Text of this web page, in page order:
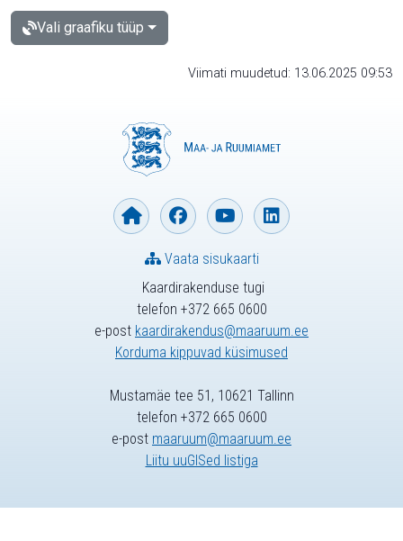
Vali graafiku tüüp
Viimati muudetud: 13.06.2025 09:53
Kaardirakenduse tugi
telefon +372 665 0600
e-post kaardirakendus@maaruum.ee
Korduma kippuvad küsimused
Vaata sisukaarti
Mustamäe tee 51, 10621 Tallinn
telefon +372 665 0600
e-post maaruum@maaruum.ee
Liitu uuGISed listiga